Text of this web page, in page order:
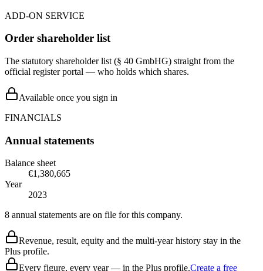
ADD-ON SERVICE
Order shareholder list
The statutory shareholder list (§ 40 GmbHG) straight from the
official register portal — who holds which shares.
Available once you sign in
FINANCIALS
Annual statements
Balance sheet
€1,380,665
Year
2023
8 annual statements are on file for this company.
Revenue, result, equity and the multi-year history stay in the
Plus profile.
Every figure, every year — in the Plus profile.Create a free